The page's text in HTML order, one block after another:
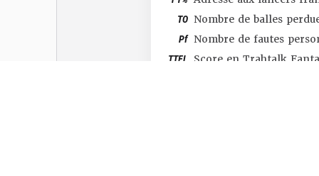
TO Nombre de balles
Pf Nombre de fautes
TTFL Score en Trahtalk